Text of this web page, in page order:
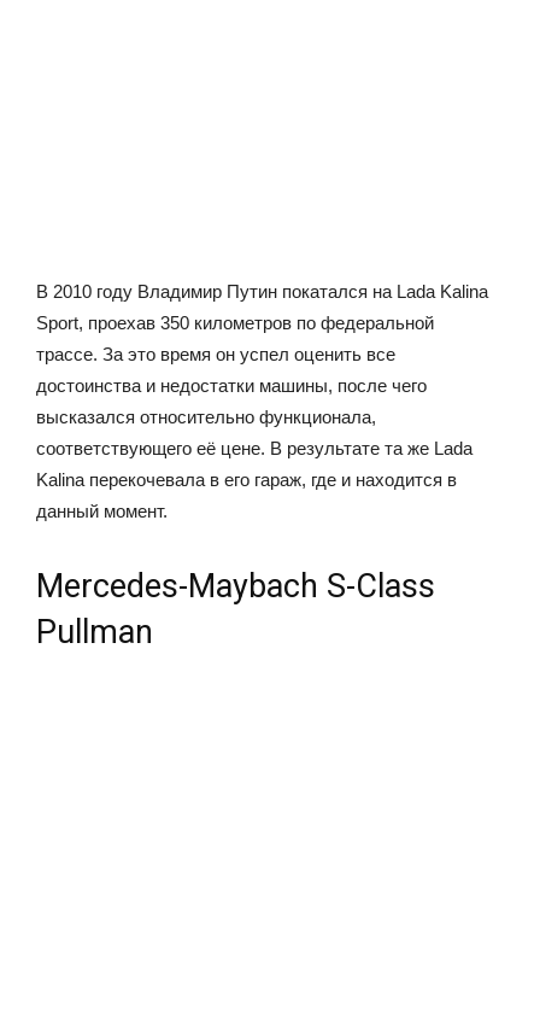
В 2010 году Владимир Путин покатался на Lada Kalina
Sport, проехав 350 километров по федеральной
трассе. За это время он успел оценить все
достоинства и недостатки машины, после чего
высказался относительно функционала,
соответствующего её цене. В результате та же Lada
Kalina перекочевала в его гараж, где и находится в
данный момент.
Mercedes-Maybach S-Class
Pullman